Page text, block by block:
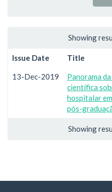
Showing
Issue Date Title
13-Dec-2019
Panorama
científica
hospitalar
pós-
Showing